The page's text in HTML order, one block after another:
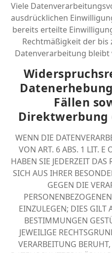
Viele
ausdrücklichen
bereits erteilte
Rechtmäßigkeit der
Datenverarbeitung
Fällen
Direktwerbung
WENN DIE
VON ART. 6 ABS. 1 LIT. E
HABEN SIE JEDERZEIT
SICH AUS IHRER
GEGEN DIE
EINZULEGEN; DIES GILT
BESTIMMUNGEN
JEWEILIGE
VERARBEITUNG